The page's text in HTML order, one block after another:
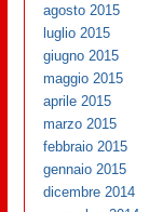
agosto 2015
luglio 2015
giugno 2015
maggio 2015
aprile 2015
marzo 2015
febbraio 2015
gennaio 2015
dicembre 2014